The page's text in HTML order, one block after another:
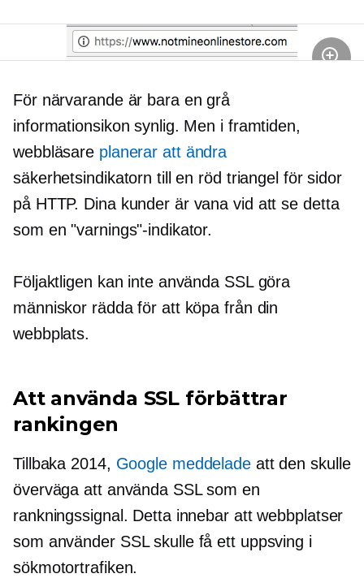
För närvarande är bara en grå
informationsikon synlig. Men i framtiden,
webbläsare planerar att ändra
säkerhetsindikatorn till en röd triangel för sidor
på HTTP. Dina kunder är vana vid att se detta
som en "varnings"-indikator.
Följaktligen kan inte använda SSL göra
människor rädda för att köpa från din
webbplats.
Att använda SSL förbättrar
rankingen
Tillbaka 2014, Google meddeladeatt den skulle
överväga att använda SSL som en
rankningssignal. Detta innebar att webbplatser
som använder SSL skulle få ett uppsving i
sökmotortrafiken.